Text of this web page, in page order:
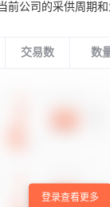
前公司的采供周期和
交易数 数
登录查看更多